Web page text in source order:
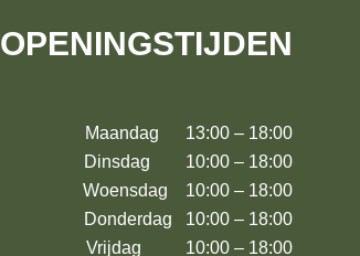
OPENINGSTIJDEN
Maandag 13:00 – 18:00
Dinsdag 10:00 – 18:00
Woensdag 10:00 – 18:00
Donderdag 10:00 – 18:00
Vrijdag 10:00 – 18:00